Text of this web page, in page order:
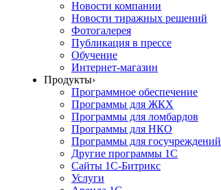
Новости компании
Новости тиражных решений
Фотогалерея
Публикация в прессе
Обучение
Интернет-магазин
Продукты›
Программное обеспечение
Программы для ЖКХ
Программы для ломбардов
Программы для НКО
Программы для госучреждений
Другие программы 1С
Сайты 1С-Битрикс
Услуги